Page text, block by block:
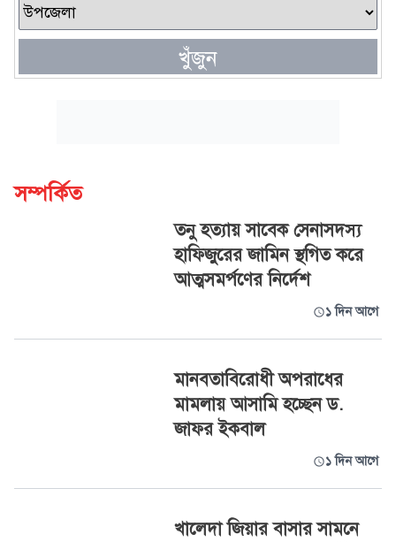
খুঁজুন
সম্পর্কিত
তনু হত্যায় সাবেক সেনাসদস্য
হাফিজুরের জামিন স্থগিত করে
আত্মসমর্পণের নির্দেশ
১ দিন আগে
মানবতাবিরোধী অপরাধের
মামলায় আসামি হচ্ছেন ড.
জাফর ইকবাল
১ দিন আগে
খালেদা জিয়ার বাসার সামনে